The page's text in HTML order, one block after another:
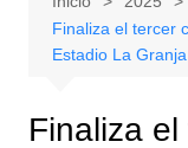
Finaliza el tercer
Estadio La
Finaliza